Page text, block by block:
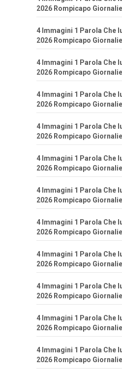
2026 Rompicapo
4 Immagini 1 Parola Che
2026 Rompicapo
4 Immagini 1 Parola Che
2026 Rompicapo
4 Immagini 1 Parola Che
2026 Rompicapo
4 Immagini 1 Parola Che
2026 Rompicapo
4 Immagini 1 Parola Che
2026 Rompicapo
4 Immagini 1 Parola Che
2026 Rompicapo
4 Immagini 1 Parola Che
2026 Rompicapo
4 Immagini 1 Parola Che
2026 Rompicapo
4 Immagini 1 Parola Che
2026 Rompicapo
4 Immagini 1 Parola Che
2026 Rompicapo
4 Immagini 1 Parola Che
2026 Rompicapo